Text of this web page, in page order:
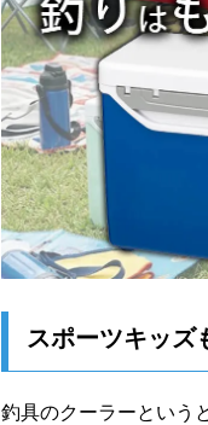
スポーツキッズ
釣具のクーラーという